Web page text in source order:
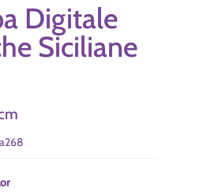
Digitale
Siciliane